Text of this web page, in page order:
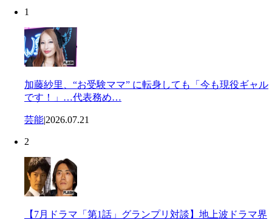
1
加藤紗里、“お受験ママ” に転身しても「今も現役ギャル
です！」…代表務め…
芸能|2026.07.21
2
【7月ドラマ「第1話」グランプリ対談】地上波ドラマ界